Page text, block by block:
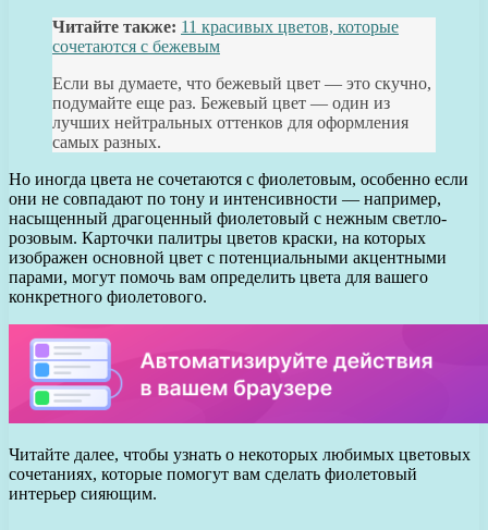
Читайте также: 11 красивых цветов, которые
сочетаются с бежевым
Если вы думаете, что бежевый цвет — это скучно,
подумайте еще раз. Бежевый цвет — один из
лучших нейтральных оттенков для оформления
самых разных.
Но иногда цвета не сочетаются с фиолетовым, особенно если
они не совпадают по тону и интенсивности — например,
насыщенный драгоценный фиолетовый с нежным светло-
розовым. Карточки палитры цветов краски, на которых
изображен основной цвет с потенциальными акцентными
парами, могут помочь вам определить цвета для вашего
конкретного фиолетового.
Читайте далее, чтобы узнать о некоторых любимых цветовых
сочетаниях, которые помогут вам сделать фиолетовый
интерьер сияющим.